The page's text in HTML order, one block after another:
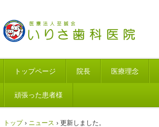
トップページ 院長 医療理念
頑張った患者様
トップ › ニュース › 更新しました。